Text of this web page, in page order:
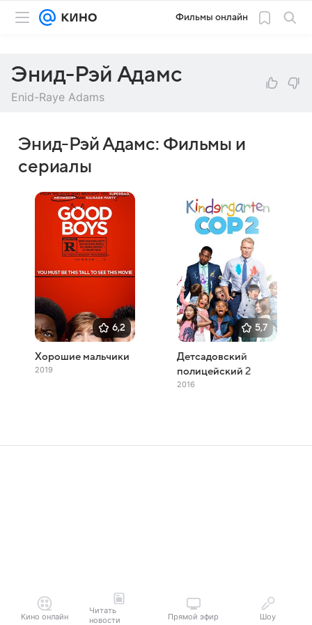
Фильмы онлайн
Энид-Рэй Адамс
Enid-Raye Adams
Энид-Рэй Адамс: Фильмы и
сериалы
6,2
Хорошие мальчики
2019
5,7
Детсадовский
полицейский 2
2016
Кино онлайн
Читать
новости
Прямой эфир Шоу